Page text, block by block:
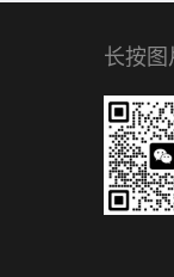
长按图